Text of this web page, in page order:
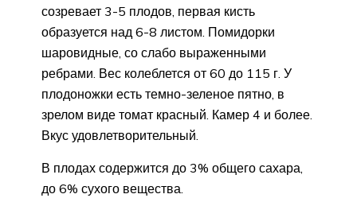
созревает 3-5 плодов, первая кисть
образуется над 6-8 листом. Помидорки
шаровидные, со слабо выраженными
ребрами. Вес колеблется от 60 до 115 г. У
плодоножки есть темно-зеленое пятно, в
зрелом виде томат красный. Камер 4 и более.
Вкус удовлетворительный.
В плодах содержится до 3% общего сахара,
до 6% сухого вещества.